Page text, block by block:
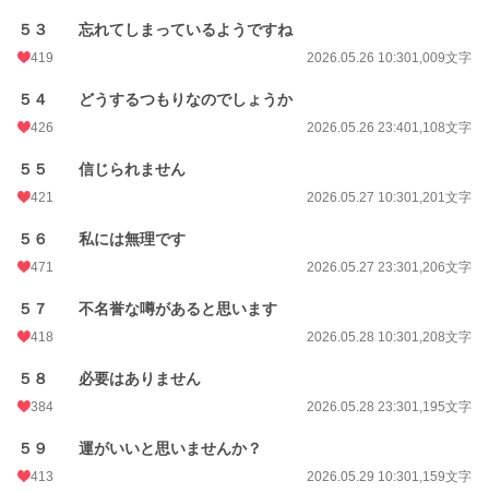
５３ 忘れてしまっているようですね
419 2026.05.26 10:301,009文字
５４ どうするつもりなのでしょうか
426 2026.05.26 23:401,108文字
５５ 信じられません
421 2026.05.27 10:301,201文字
５６ 私には無理です
471 2026.05.27 23:301,206文字
５７ 不名誉な噂があると思います
418 2026.05.28 10:301,208文字
５８ 必要はありません
384 2026.05.28 23:301,195文字
５９ 運がいいと思いませんか？
413 2026.05.29 10:301,159文字